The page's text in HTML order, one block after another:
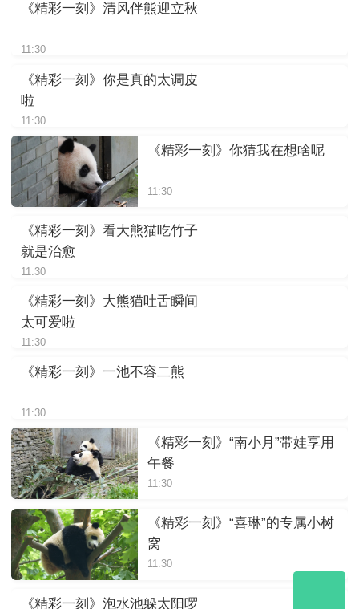
《精彩一刻》清风伴熊迎立秋
11:30
《精彩一刻》你是真的太调皮
啦
11:30
《精彩一刻》你猜我在想啥呢
11:30
《精彩一刻》看大熊猫吃竹子
就是治愈
11:30
《精彩一刻》大熊猫吐舌瞬间
太可爱啦
11:30
《精彩一刻》一池不容二熊
11:30
《精彩一刻》“南小月”带娃享用
午餐
11:30
《精彩一刻》“喜琳”的专属小树
窝
11:30
《精彩一刻》泡水池躲太阳啰